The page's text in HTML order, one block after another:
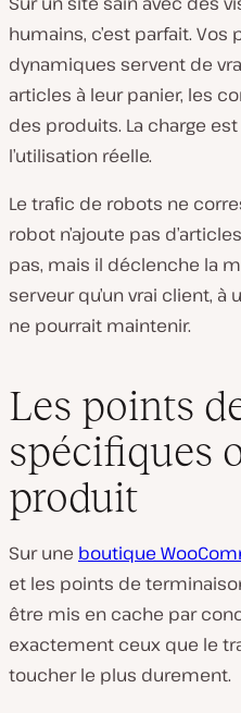
humains, c’est parfait.
dynamiques servent de
articles à leur panier, les
des produits. La charge
l’utilisation réelle.
Le trafic de robots ne
robot n’ajoute pas
pas, mais il déclenche la
serveur qu’un vrai client, à
ne pourrait maintenir.
Les points
spécifiques
produit
Sur une boutique
et les points de
être mis en cache par
exactement ceux que le
toucher le plus durement.